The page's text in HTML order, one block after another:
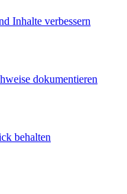
Inhalte verbessern
dokumentieren
behalten